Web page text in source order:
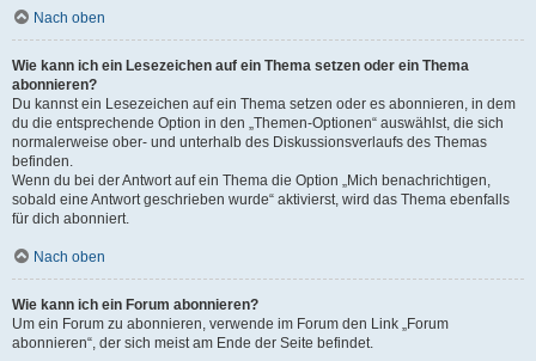
Nach oben
Wie kann ich ein Lesezeichen auf ein Thema setzen oder ein Thema
abonnieren?
Du kannst ein Lesezeichen auf ein Thema setzen oder es abonnieren, in dem
du die entsprechende Option in den „Themen-Optionen“ auswählst, die sich
normalerweise ober- und unterhalb des Diskussionsverlaufs des Themas
befinden.
Wenn du bei der Antwort auf ein Thema die Option „Mich benachrichtigen,
sobald eine Antwort geschrieben wurde“ aktivierst, wird das Thema ebenfalls
für dich abonniert.
Nach oben
Wie kann ich ein Forum abonnieren?
Um ein Forum zu abonnieren, verwende im Forum den Link „Forum
abonnieren“, der sich meist am Ende der Seite befindet.